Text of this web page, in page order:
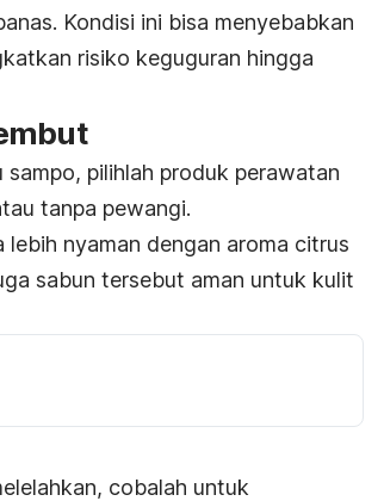
Kondisi ini bisa menyebabkan
risiko keguguran hingga
pilihlah produk perawatan
tanpa pewangi.
lebih nyaman dengan aroma citrus
sabun tersebut aman untuk kulit
cobalah untuk